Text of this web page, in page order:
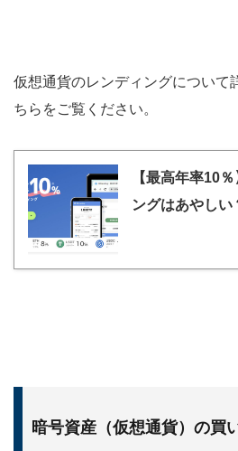
仮想通貨のレンディングについて
ちらをご覧ください。
【最高年率10
ングはあやし
暗号資産（仮想通貨）の買